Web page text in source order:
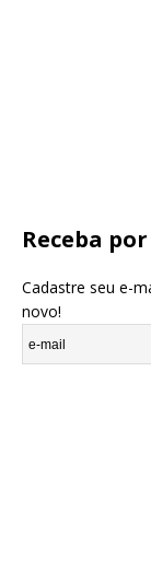
Receba
Cadastre seu e-
novo!